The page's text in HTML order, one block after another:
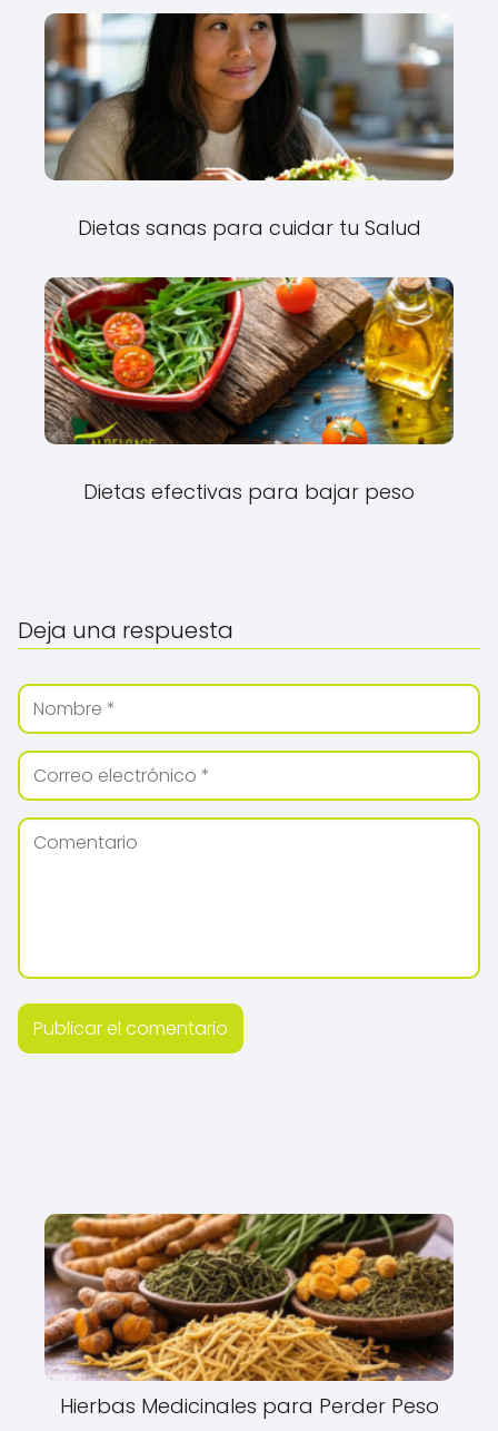
Dietas sanas para cuidar tu Salud
Dietas efectivas para bajar peso
Deja una respuesta
Hierbas Medicinales para Perder Peso